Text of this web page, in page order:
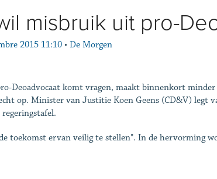
misbruik uit pro-
2015 11:10 • De Morgen
Deoadvocaat komt vragen, maakt binnenkort
op. Minister van Justitie Koen Geens (CD&V) legt
toekomst ervan veilig te stellen". In de hervorming